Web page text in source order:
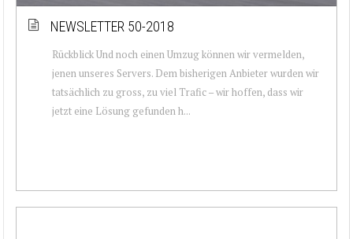
NEWSLETTER 50-2018
Rückblick Und noch einen Umzug können wir vermelden,
jenen unseres Servers. Dem bisherigen Anbieter wurden wir
tatsächlich zu gross, zu viel Trafic – wir hoffen, dass wir
jetzt eine Lösung gefunden h...